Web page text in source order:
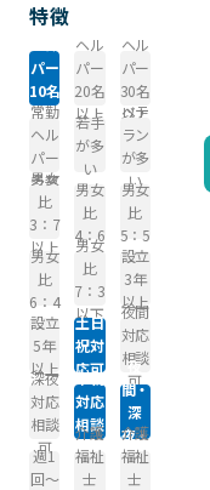
特徴
パー
10名
以上
ヘル
パー
20名
以上
ヘル
パー
30名
以上
常勤
ヘル
パー
多数
若手
が多
い
ベテ
ラン
が多
い
男女
比
3：7
以上
男女
比
4：6
男女
比
5：5
男女
比
6：4
男女
比
7：3
以下
設立
3年
以上
設立
5年
以上
土日
祝対
応可
夜間
対応
相談
可
深夜
対応
相談
可
早朝
対応
相談
可
夜
間・
深
夜・
早朝
週1
回～
介護
福祉
士
介護
福祉
士